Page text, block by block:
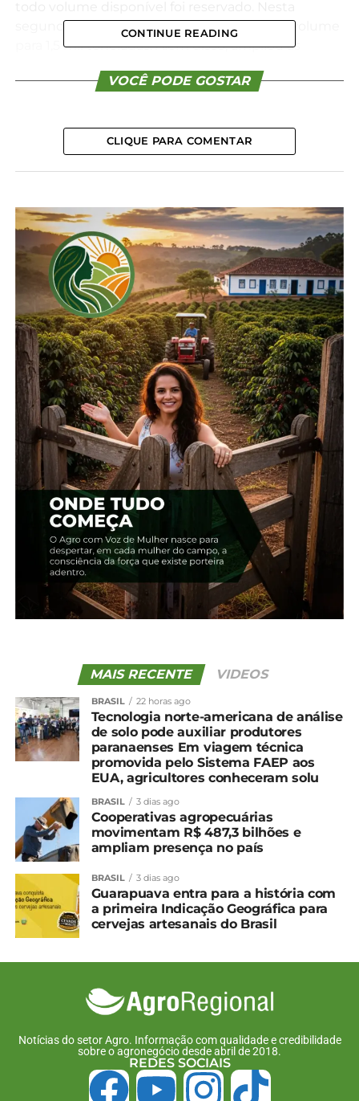
segunda chamada, a Sanepar aumentou o volume
para 1,5 mil toneladas. Além disso, ampliou as
indicado para a maioria dos cultivos agrícolas,
cultivo de cana-de-açúcar com finalidade
entre R$ 20 e R$ 100 por tonelada. O transporte
pode ser próprio (licenciado), de empresas
terceirizadas devidamente licenciadas ou
contratado da Sanepar. “Ao ampliar o atendimento
ao setor sucroalcooleiro, abrimos caminho para
novas e promissoras parcerias entre a Sanepar e os
produtores rurais. O SaneBio consolida-se como
uma solução altamente eficaz e ambientalmente
segura para a destinação de resíduos, além de
serem comprovados os índices de aumento de
produtividade e competitividade para o
agronegócio paranaense”, explica o diretor-
presidente da Sanepar, Wilson Bley.
Compartilhe isso:
Facebook 18+
Relacionado
Abastecimento de Água
23 de novembro, 2023
Em "Irati"
31 de maio, 2024
Em "Paraná"
Sanepar e UFPR estudam
peixe que atua como filtro
e reduz gases do efeito
Em "Brasil"
TÓPICOS RELACIONADOS:
Atualização de rebanhos chega a 67% no
Paraná; prazo encerra em 30 de junho
NÃO PERCA
CONTINUE READING
VOCÊ PODE GOSTAR
CLIQUE PARA COMENTAR
MAIS RECENTE VIDEOS
BRASIL 22 horas ago
Tecnologia norte-americana de análise
de solo pode auxiliar produtores
paranaenses Em viagem técnica
promovida pelo Sistema FAEP aos
EUA, agricultores conheceram solu
BRASIL 3 dias ago
Cooperativas agropecuárias
movimentam R$ 487,3 bilhões e
ampliam presença no país
BRASIL 3 dias ago
Guarapuava entra para a história com
a primeira Indicação Geográfica para
cervejas artesanais do Brasil
Notícias do setor Agro. Informação com qualidade e credibilidade
sobre o agronegócio desde abril de 2018.
REDES SOCIAIS